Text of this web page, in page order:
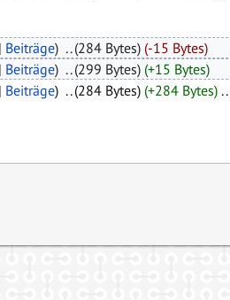
| Beiträge) . . (284 Bytes) (-15 Bytes)
| Beiträge) . . (299 Bytes) (+15 Bytes)
| Beiträge) . . (284 Bytes) (+284 Bytes)‎ . .